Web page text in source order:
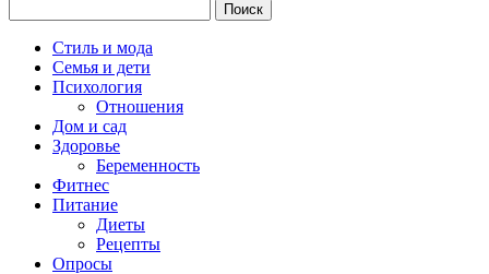
Поиск
Стиль и мода
Семья и дети
Психология
Отношения
Дом и сад
Здоровье
Беременность
Фитнес
Питание
Диеты
Рецепты
Опросы